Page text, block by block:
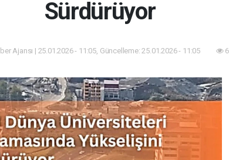
Sürdürüyor
Ajansı | 25.01.2026 - 11:05, Güncelleme: 25.01.2026 - 11:05